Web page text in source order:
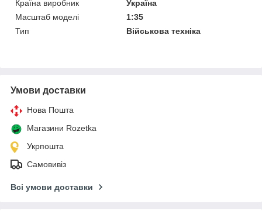
Країна виробник
Україна
Масштаб моделі
1:35
Тип
Військова техніка
Умови доставки
Нова Пошта
Магазини Rozetka
Укрпошта
Самовивіз
Всі умови доставки